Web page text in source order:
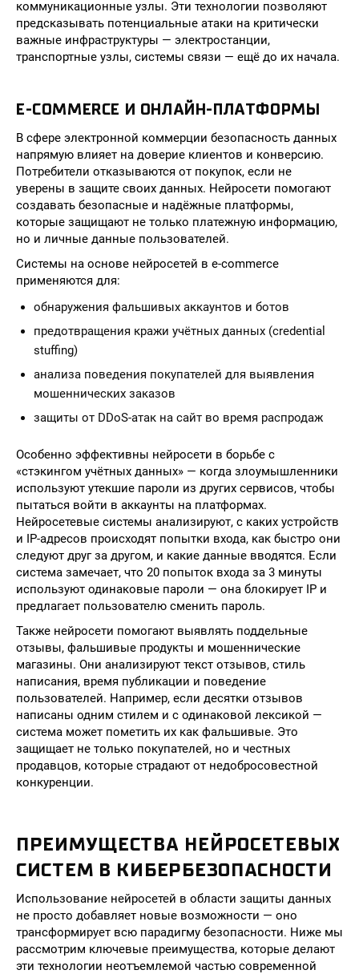
коммуникационные узлы. Эти технологии позволяют
предсказывать потенциальные атаки на критически
важные инфраструктуры — электростанции,
транспортные узлы, системы связи — ещё до их начала.
E-COMMERCE И ОНЛАЙН-ПЛАТФОРМЫ
В сфере электронной коммерции безопасность данных
напрямую влияет на доверие клиентов и конверсию.
Потребители отказываются от покупок, если не
уверены в защите своих данных. Нейросети помогают
создавать безопасные и надёжные платформы,
которые защищают не только платежную информацию,
но и личные данные пользователей.
Системы на основе нейросетей в e-commerce
применяются для:
обнаружения фальшивых аккаунтов и ботов
предотвращения кражи учётных данных (credential
stuffing)
анализа поведения покупателей для выявления
мошеннических заказов
защиты от DDoS-атак на сайт во время распродаж
Особенно эффективны нейросети в борьбе с
«стэкингом учётных данных» — когда злоумышленники
используют утекшие пароли из других сервисов, чтобы
пытаться войти в аккаунты на платформах.
Нейросетевые системы анализируют, с каких устройств
и IP-адресов происходят попытки входа, как быстро они
следуют друг за другом, и какие данные вводятся. Если
система замечает, что 20 попыток входа за 3 минуты
используют одинаковые пароли — она блокирует IP и
предлагает пользователю сменить пароль.
Также нейросети помогают выявлять поддельные
отзывы, фальшивые продукты и мошеннические
магазины. Они анализируют текст отзывов, стиль
написания, время публикации и поведение
пользователей. Например, если десятки отзывов
написаны одним стилем и с одинаковой лексикой —
система может пометить их как фальшивые. Это
защищает не только покупателей, но и честных
продавцов, которые страдают от недобросовестной
конкуренции.
ПРЕИМУЩЕСТВА НЕЙРОСЕТЕВЫХ
СИСТЕМ В КИБЕРБЕЗОПАСНОСТИ
Использование нейросетей в области защиты данных
не просто добавляет новые возможности — оно
трансформирует всю парадигму безопасности. Ниже мы
рассмотрим ключевые преимущества, которые делают
эти технологии неотъемлемой частью современной